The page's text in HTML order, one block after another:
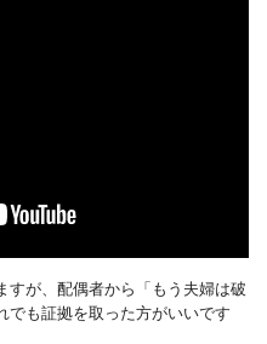
すが、配偶者から「もう夫婦は破
でも証拠を取った方がいいです